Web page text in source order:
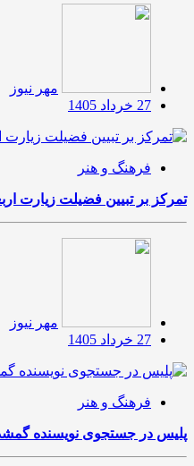
مهر نیوز
27 خرداد 1405
فرهنگ و هنر
تمرکز بر تبیین فضیلت زیارت
مهر نیوز
27 خرداد 1405
فرهنگ و هنر
پلیس در جستجوی نویسنده